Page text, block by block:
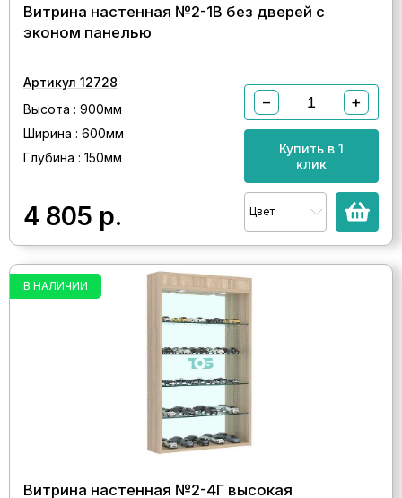
Витрина настенная №2-1В без дверей с
эконом панелью
Артикул 12728
Высота : 900мм
Ширина : 600мм
Глубина : 150мм
4 805 р.
− +
Купить в 1
клик
Цвет
В НАЛИЧИИ
Витрина настенная №2-4Г высокая